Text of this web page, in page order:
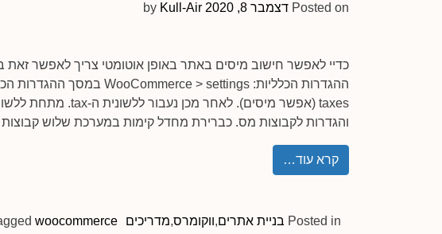
Posted on דצמבר 8, 2020 Kull-Air
כדיי לאפשר חישוב מיסים באתר באופן אוטומטי צריך לאפשר זאת
והגדרות לקבוצות מס. כברירת מחדל קימות במערכת שלוש
קרא עוד…
Posted in בניית אתרים,ווקומרס,מדריכים woocommerce